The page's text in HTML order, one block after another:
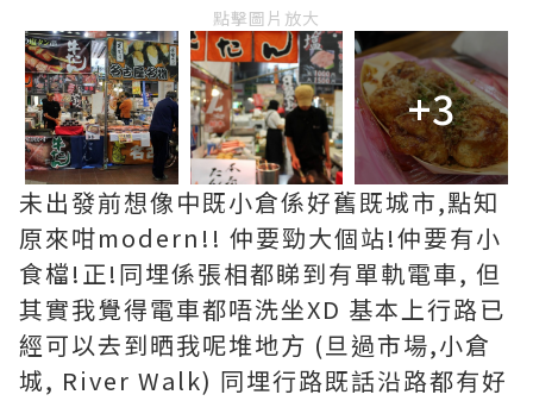
點擊圖片放大
+3
未出發前想像中既小倉係好舊既城市,點知
原來咁modern!! 仲要勁大個站!仲要有小
食檔!正!同埋係張相都睇到有單軌電車, 但
其實我覺得電車都唔洗坐XD 基本上行路已
經可以去到晒我呢堆地方 (旦過市場,小倉
城, River Walk) 同埋行路既話沿路都有好